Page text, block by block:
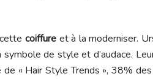
cettecoiffure et à la moderniser.
symbole de style et d’audace.
« Hair Style Trends », 38%